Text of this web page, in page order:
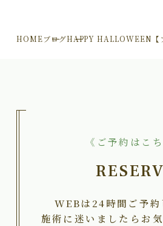
HOMEブログHAPPY HALLOWEEN【
《ご予約はこち
WEBは24時間ご予約
施術に迷いましたらお